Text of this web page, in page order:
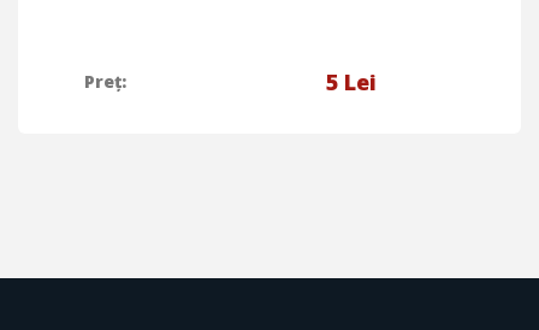
Preț: 5 Lei